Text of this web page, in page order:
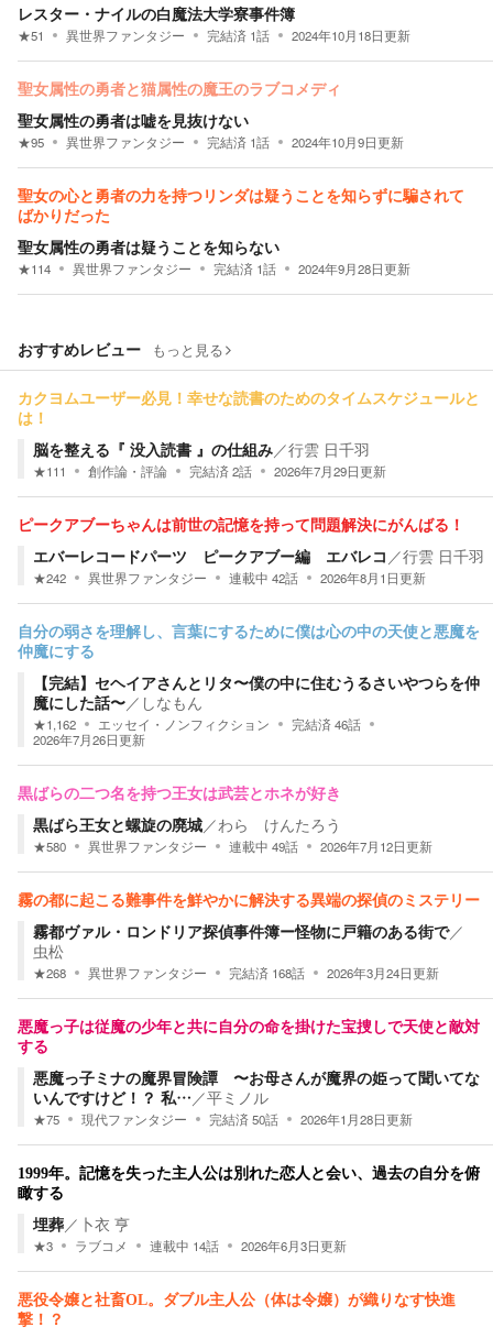
レスター・ナイルの白魔法大学寮事件簿
★51 異世界ファンタジー 完結済 1話 2024年10月18日更新
聖女属性の勇者と猫属性の魔王のラブコメディ
聖女属性の勇者は嘘を見抜けない
★95 異世界ファンタジー 完結済 1話 2024年10月9日更新
聖女の心と勇者の力を持つリンダは疑うことを知らずに騙されて
ばかりだった
聖女属性の勇者は疑うことを知らない
★114 異世界ファンタジー 完結済 1話 2024年9月28日更新
おすすめレビュー もっと見る
カクヨムユーザー必見！幸せな読書のためのタイムスケジュールと
は！
脳を整える『 没入読書 』の仕組み／行雲 日千羽
★111 創作論・評論 完結済2話 2026年7月29日更新
ピークアブーちゃんは前世の記憶を持って問題解決にがんばる！
エバーレコードパーツ ピークアブー編 エバレコ ／行雲 日千羽
★242 異世界ファンタジー 連載中 42話 2026年8月1日更新
自分の弱さを理解し、言葉にするために僕は心の中の天使と悪魔を
仲魔にする
【完結】セヘイアさんとリタ〜僕の中に住むうるさいやつらを仲
魔にした話〜／ しなもん
★1,162 エッセイ・ノンフィクション 完結済46話
2026年7月26日更新
黒ばらの二つ名を持つ王女は武芸とホネが好き
黒ばら王女と螺旋の廃城／わら けんたろう
★580 異世界ファンタジー 連載中 49話 2026年7月12日更新
霧の都に起こる難事件を鮮やかに解決する異端の探偵のミステリー
霧都ヴァル・ロンドリア探偵事件簿ー怪物に戸籍のある街で／
虫松
★268 異世界ファンタジー 完結済 168話 2026年3月24日更新
悪魔っ子は従魔の少年と共に自分の命を掛けた宝捜しで天使と敵対
する
悪魔っ子ミナの魔界冒険譚 〜お母さんが魔界の姫って聞いてな
いんですけど！？ 私…／平ミノル
★75 現代ファンタジー 完結済50話 2026年1月28日更新
1999年。記憶を失った主人公は別れた恋人と会い、過去の自分を俯
瞰する
埋葬／ 卜衣 亨
★3 ラブコメ 連載中 14話 2026年6月3日更新
悪役令嬢と社畜OL。ダブル主人公（体は令嬢）が織りなす快進
撃！？